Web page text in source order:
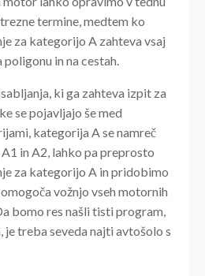
termine, medtem ko
za kategorijo A zahteva vsaj
poligonu in na cestah.
ki ga zahteva izpit za
se pojavljajo še med
kategorija A se namreč
in A2, lahko pa preprosto
za kategorijo A in pridobimo
vožnjo vseh motornih
bomo res našli tisti program,
je treba seveda najti avtošolo s